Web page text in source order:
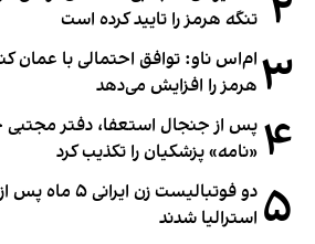
تنگه هرمز را تایید کرده است
۳ ام‌اس ناو: توافق احتمالی با عمان
هرمز را افزایش می‌دهد
۴ پس از جنجال استعفا، دفتر مجتبی
«نامه» پزشکیان را تکذیب کرد
۵
دو فوتبالیست زن
استرالیا شدند